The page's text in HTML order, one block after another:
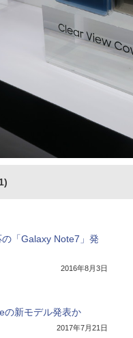
「Galaxy Note7」発
2016年8月3日
の新モデル発表か
2017年7月21日